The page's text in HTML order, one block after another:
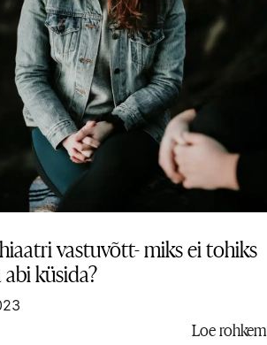
vastuvõtt- miks ei tohiks
küsida?
Loe rohkem